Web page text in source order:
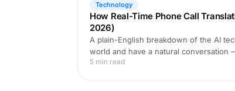
Technology
How Real-Time Phone Call
2026)
A plain-English breakdown of the AI
world and have a natural
5 min read